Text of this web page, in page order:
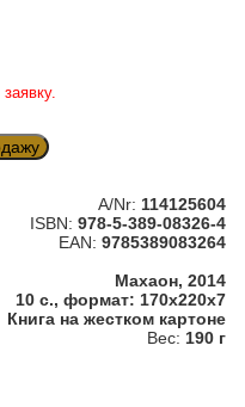
A/Nr: 114125604
ISBN: 978-5-389-08326-4
EAN: 9785389083264
Махаон, 2014
10 с., формат: 170x220x7
Книга на жестком картоне
Вес: 190 г